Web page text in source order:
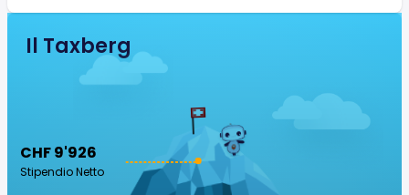
Il Taxberg
CHF 9'926
Stipendio Netto